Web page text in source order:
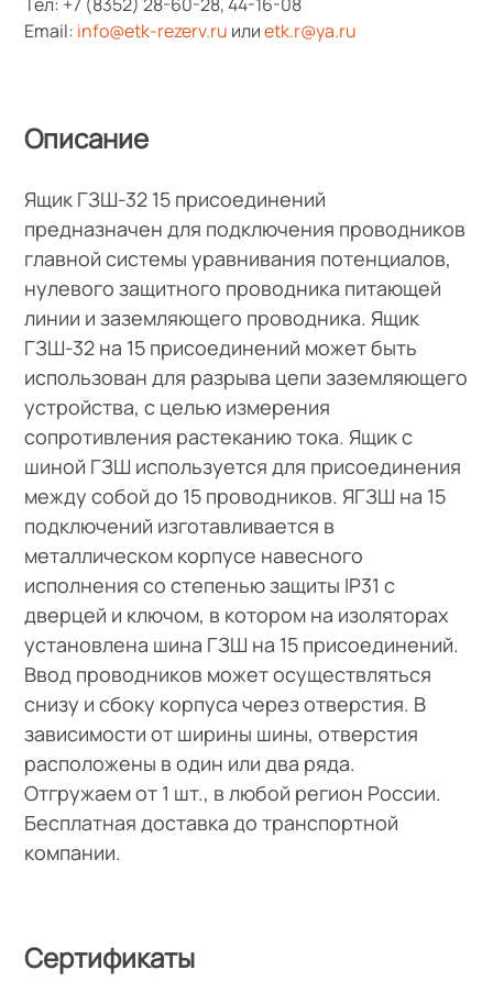
Email: info@etk-rezerv.ru илиetk.r@ya.ru
Описание
Ящик ГЗШ-32 15 присоединений
предназначен для подключения проводников
главной системы уравнивания потенциалов,
нулевого защитного проводника питающей
линии и заземляющего проводника. Ящик
ГЗШ-32 на 15 присоединений может быть
использован для разрыва цепи заземляющего
устройства, с целью измерения
сопротивления растеканию тока. Ящик с
шиной ГЗШ используется для присоединения
между собой до 15 проводников. ЯГЗШ на 15
подключений изготавливается в
металлическом корпусе навесного
исполнения со степенью защиты IР31 с
дверцей и ключом, в котором на изоляторах
установлена шина ГЗШ на 15 присоединений.
Ввод проводников может осуществляться
снизу и сбоку корпуса через отверстия. В
зависимости от ширины шины, отверстия
расположены в один или два ряда.
Отгружаем от 1 шт., в любой регион России.
Бесплатная доставка до транспортной
компании.
Сертификаты